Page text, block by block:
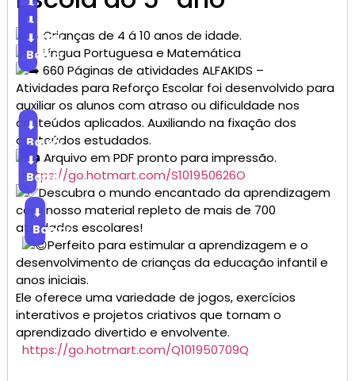
⬇
Baixar
Crianças de 4 á 10 anos de idade.
⬇
Baixar
Língua Portuguesa e Matemática
⬇
Baixar
660 Páginas de atividades ALFAKIDS –
Atividades para Reforço Escolar foi desenvolvido para
auxiliar os alunos com atraso ou dificuldade nos
conteúdos aplicados. Auxiliando na fixação dos
conteúdos estudados.
⬇
Baixar
Arquivo em PDF pronto para impressão.
https://go.hotmart.com/S101950626O
⬇
Baixar
Descubra o mundo encantado da aprendizagem
com nosso material repleto de mais de 700
atividades escolares!
⬇
Baixar
Perfeito para estimular a aprendizagem e o
desenvolvimento de crianças da educação infantil e
anos iniciais.
Ele oferece uma variedade de jogos, exercícios
interativos e projetos criativos que tornam o
aprendizado divertido e envolvente.
https://go.hotmart.com/Q101950709Q